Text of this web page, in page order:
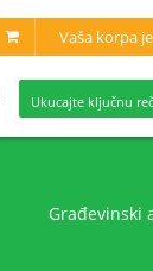
građevinski
Vaša korpa